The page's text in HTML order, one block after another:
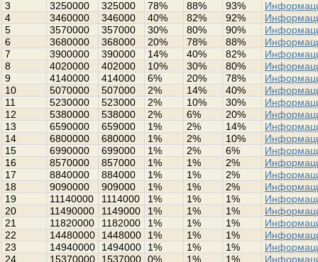
3
3250000 325000 78% 88% 93%
4
3460000 346000 40% 82% 92%
5
3570000 357000 30% 80% 90%
6
3680000 368000 20% 78% 88%
7
3900000 390000 14% 40% 82%
8
4020000 402000 10% 30% 80%
9
4140000 414000 6% 20% 78%
10
5070000 507000 2% 14% 40%
11
5230000 523000 2% 10% 30%
12
5380000 538000 2% 6% 20%
13
6590000 659000 1% 2% 14%
14
6800000 680000 1% 2% 10%
15
6990000 699000 1% 2% 6%
16
8570000 857000 1% 1% 2%
17
8840000 884000 1% 1% 2%
18
9090000 909000 1% 1% 2%
19
11140000 1114000 1% 1% 1%
20
11490000 1149000 1% 1% 1%
21
11820000 1182000 1% 1% 1%
22
14480000 1448000 1% 1% 1%
23
14940000 1494000 1% 1% 1%
24
15370000 1537000 0% 1% 1%